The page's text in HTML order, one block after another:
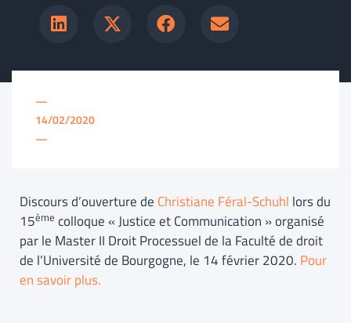
—
14/02/2020
—
Discours d’ouverture de Christiane Féral-Schuhl lors du
15ème colloque « Justice et Communication » organisé
par le Master II Droit Processuel de la Faculté de droit
de l’Université de Bourgogne, le 14 février 2020. Pour
en savoir plus.